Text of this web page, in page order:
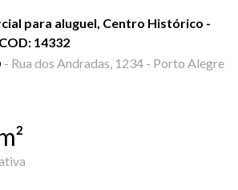
para aluguel, Centro Histórico -
14332
- Rua dos Andradas, 1234 - Porto Alegre